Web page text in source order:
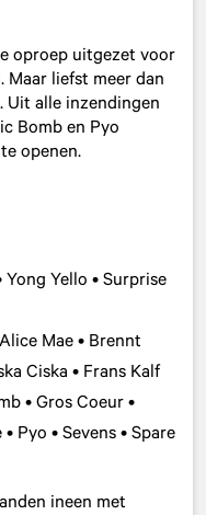
oproep uitgezet voor
Maar liefst meer dan
Uit alle inzendingen
Bomb en Pyo
openen.
Yong Yello • Surprise
Mae • Brennt
Ciska • Frans Kalf
• Gros Coeur •
Pyo • Sevens • Spare
ineen met